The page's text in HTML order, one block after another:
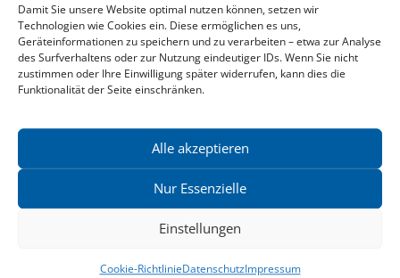
Damit Sie unsere Website optimal nutzen können, setzen wir
Technologien wie Cookies ein. Diese ermöglichen es uns,
Geräteinformationen zu speichern und zu verarbeiten – etwa zur Analyse
des Surfverhaltens oder zur Nutzung eindeutiger IDs. Wenn Sie nicht
zustimmen oder Ihre Einwilligung später widerrufen, kann dies die
Funktionalität der Seite einschränken.
Alle akzeptieren
Nur Essenzielle
Einstellungen
Cookie-RichtlinieDatenschutzImpressum
Aktuelle Vorschau
Entdecken Sie das aktuelle zu-Klampen!-Verlagsprogramm.
Hier finden Sie die Verlagsvorschau – einfach direkt online
reinlesen oder herunterladen.
Newsletter
News zu aktuellen Neuheiten und Nachrichten im zu Klampen!
Verlag – jederzeit wieder abbestellbar.